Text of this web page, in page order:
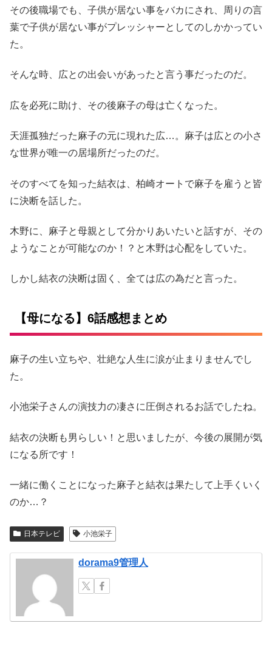
その後職場でも、子供が居ない事をバカにされ、周りの言
葉で子供が居ない事がプレッシャーとしてのしかかってい
た。
そんな時、広との出会いがあったと言う事だったのだ。
広を必死に助け、その後麻子の母は亡くなった。
天涯孤独だった麻子の元に現れた広…。麻子は広との小さ
な世界が唯一の居場所だったのだ。
そのすべてを知った結衣は、柏崎オートで麻子を雇うと皆
に決断を話した。
木野に、麻子と母親として分かりあいたいと話すが、その
ようなことが可能なのか！？と木野は心配をしていた。
しかし結衣の決断は固く、全ては広の為だと言った。
【母になる】6話感想まとめ
麻子の生い立ちや、壮絶な人生に涙が止まりませんでし
た。
小池栄子さんの演技力の凄さに圧倒されるお話でしたね。
結衣の決断も男らしい！と思いましたが、今後の展開が気
になる所です！
一緒に働くことになった麻子と結衣は果たして上手くいく
のか…？
日本テレビ 小池栄子
dorama9管理人